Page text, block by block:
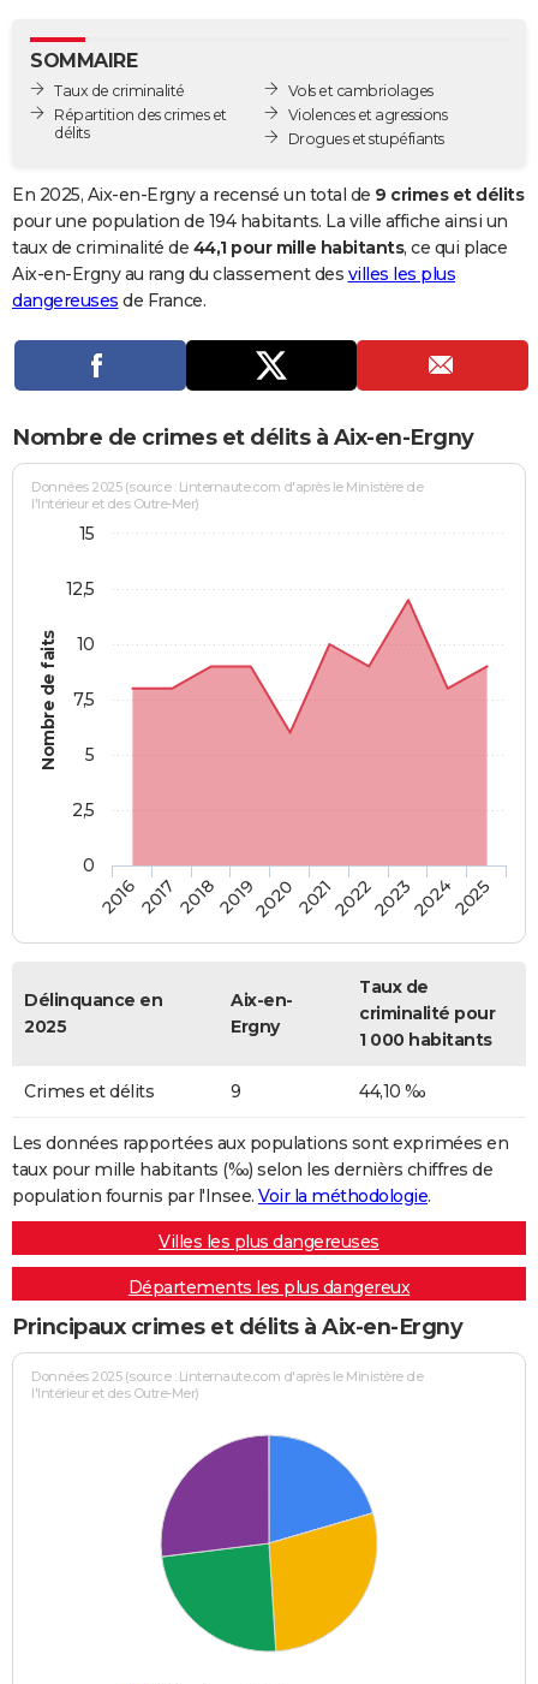
GUIDES D'ACHAT
BONS PLANS
Carte de Noël
Carte Bonne année
Carte Saint-Valentin
Carte Pâques
Carte d'anniversaire
DICTIONNAIRE
Dictionnaire
Biographies
Citations
Expressions
Proverbes
PROGRAMME TV
Se connecter
Entreprises
Service militaire
Avis de recherche
AVIS DE DÉCÈS
Bricolage
Lifestyle
Culture
Sport
Auto
Television
Voyage
Cinema
SOMMAIRE
Taux de criminalité
Répartition des crimes et
délits
Vols et cambriolages
Violences et agressions
Drogues et stupéfiants
En 2025, Aix-en-Ergny a recensé un total de 9 crimes et délits
pour une population de 194 habitants. La ville affiche ainsi un
taux de criminalité de 44,1 pour mille habitants, ce qui place
Aix-en-Ergny au rang du classement des villes les plus
dangereuses de France.
Nombre de crimes et délits à Aix-en-Ergny
Nombre de faits
Données 2025 (source : Linternaute.com d'après le Ministère de
l'Intérieur et des Outre-Mer)
2016201720182019202020212022202320242025
0
2,5
5
7,5
10
12,5
15
Délinquance en
2025
Aix-en-
Ergny
Taux de
criminalité pour
1 000 habitants
Crimes et délits 9 44,10 ‰
Les données rapportées aux populations sont exprimées en
taux pour mille habitants (‰) selon les dernièrs chiffres de
population fournis par l'Insee. Voir la méthodologie.
Villes les plus dangereuses
Départements les plus dangereux
Principaux crimes et délits à Aix-en-Ergny
Données 2025 (source : Linternaute.com d'après le Ministère de
l'Intérieur et des Outre-Mer)